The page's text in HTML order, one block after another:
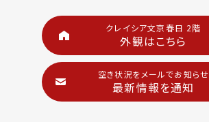
クレイシア文京春日 2階
外観はこちら
空き状況をメールでお知らせ
最新情報を通知